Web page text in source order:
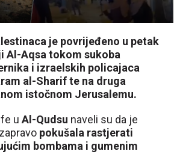
je povrijeđeno u petak
Al-Aqsa tokom sukoba
i izraelskih policajaca
al-Sharif te na druga
istočnom Jerusalemu.
uAl-Qudsu naveli su da je
pokušala rastjerati
bombama i gumenim